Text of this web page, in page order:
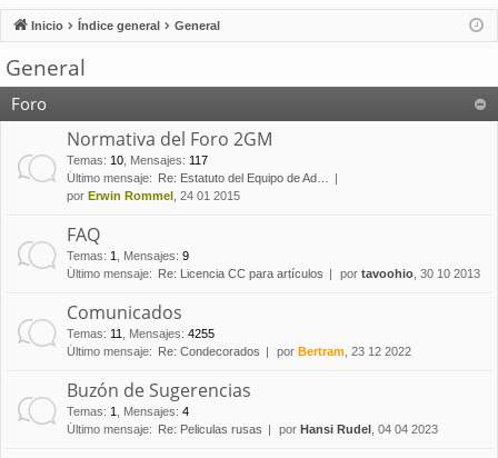
Inicio Índice general General
General
Foro
Normativa del Foro 2GM
Temas: 10 Mensajes: 117
Último mensaje: Re: Estatuto del Equipo de Ad…
por Erwin Rommel , 24 01 2015
FAQ
Temas: 1 Mensajes: 9
Último mensaje: Re: Licencia CC para artículos por tavoohio , 30 10 2013
Comunicados
Temas: 11 Mensajes: 4255
Último mensaje: Re: Condecorados por Bertram , 23 12 2022
Buzón de Sugerencias
Temas: 1 Mensajes: 4
Último mensaje: Re: Peliculas rusas por Hansi Rudel , 04 04 2023